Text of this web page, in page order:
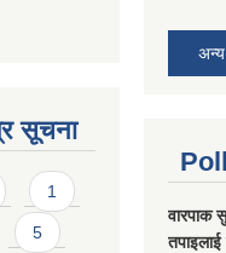
सूचना
1
5
अन्य
Poll
वारपाक